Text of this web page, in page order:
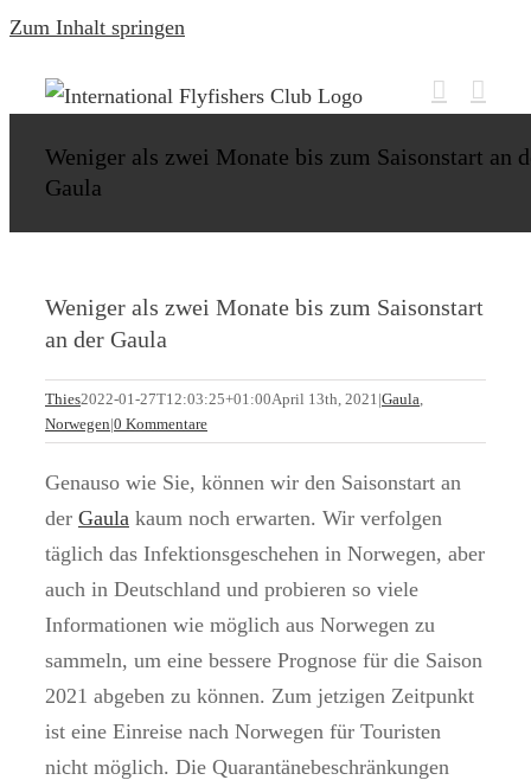
Zum Inhalt springen
Weniger als zwei Monate bis zum Saisonstart an
Gaula
Weniger als zwei Monate bis zum Saisonstart
an der Gaula
Thies2022-01-27T12:03:25+01:00April 13th, 2021|Gaula,
Norwegen|0 Kommentare
Genauso wie Sie, können wir den Saisonstart an
der Gaulakaum noch erwarten. Wir verfolgen
täglich das Infektionsgeschehen in Norwegen, aber
auch in Deutschland und probieren so viele
Informationen wie möglich aus Norwegen zu
sammeln, um eine bessere Prognose für die Saison
2021 abgeben zu können. Zum jetzigen Zeitpunkt
ist eine Einreise nach Norwegen für Touristen
nicht möglich. Die Quarantänebeschränkungen